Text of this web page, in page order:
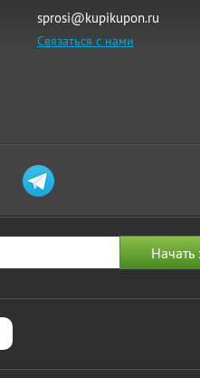
sprosi@kupikupon.ru
Связаться с нами